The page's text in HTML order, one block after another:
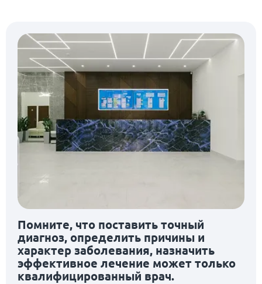
Помните, что поставить точный
диагноз, определить причины и
характер заболевания, назначить
эффективное лечение может только
квалифицированный врач.